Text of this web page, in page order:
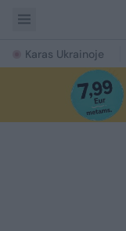
Karas Ukrainoje